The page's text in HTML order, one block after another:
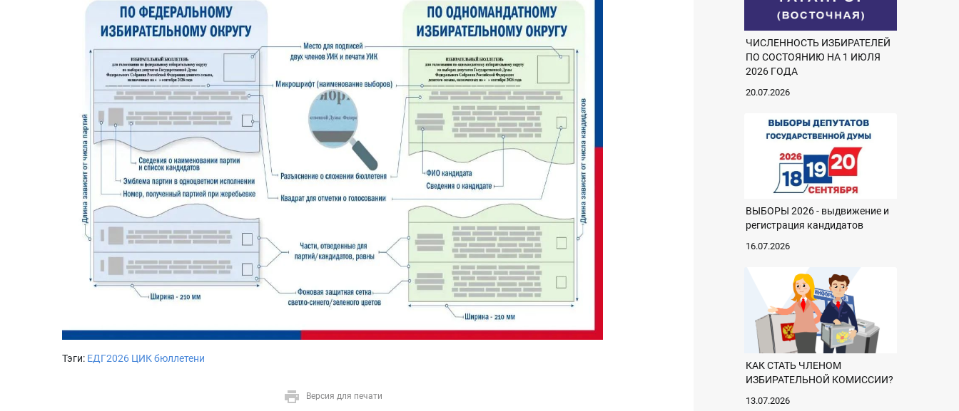
Тэги: ЕДГ2026 ЦИКбюллетени
Версия для печати
ЧИСЛЕННОСТЬ ИЗБИРАТЕЛЕЙ
ПО СОСТОЯНИЮ НА 1 ИЮЛЯ
2026 ГОДА
20.07.2026
ВЫБОРЫ 2026 - выдвижение и
регистрация кандидатов
16.07.2026
КАК СТАТЬ ЧЛЕНОМ
ИЗБИРАТЕЛЬНОЙ КОМИССИИ?
13.07.2026